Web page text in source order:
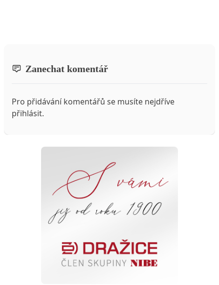
Zanechat komentář
Pro přidávání komentářů se musíte nejdříve
přihlásit.